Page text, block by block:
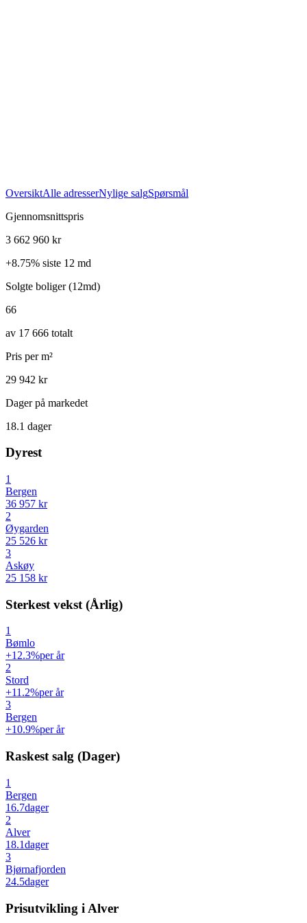
OversiktAlle adresserNylige salgSpørsmål
Gjennomsnittspris
3 662 960 kr
+8.75% siste 12 md
Solgte boliger (12md)
66
av 17 666 totalt
Pris per m²
29 942 kr
Dager på markedet
18.1 dager
Dyrest
1
Bergen
36 957 kr
2
Øygarden
25 526 kr
3
Askøy
25 158 kr
Sterkest vekst (Årlig)
1
Bømlo
+12.3%per år
2
Stord
+11.2%per år
3
Bergen
+10.9%per år
Raskest salg (Dager)
1
Bergen
16.7dager
2
Alver
18.1dager
3
Bjørnafjorden
24.5dager
Prisutvikling i Alver